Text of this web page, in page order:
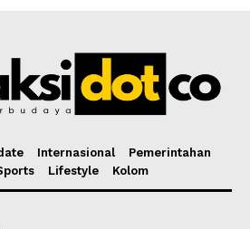
Internasional
Pemerintahan
Lifestyle Kolom